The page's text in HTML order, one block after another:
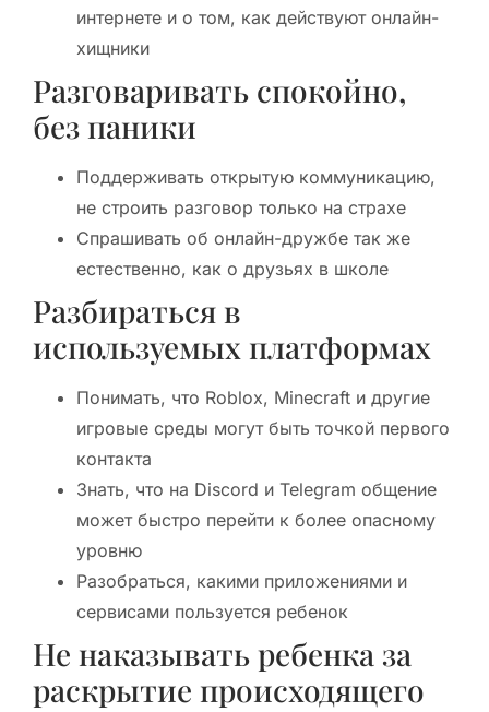
интернете и о том, как действуют онлайн-
хищники
Разговаривать спокойно,
без паники
Поддерживать открытую коммуникацию,
не строить разговор только на страхе
Спрашивать об онлайн-дружбе так же
естественно, как о друзьях в школе
Разбираться в
используемых платформах
Понимать, что Roblox, Minecraft и другие
игровые среды могут быть точкой первого
контакта
Знать, что на Discord и Telegram общение
может быстро перейти к более опасному
уровню
Разобраться, какими приложениями и
сервисами пользуется ребенок
Не наказывать ребенка за
раскрытие происходящего